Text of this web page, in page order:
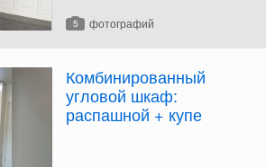
- МДФ-пленка.
5 фотографий
Комбинированный
угловой шкаф:
распашной + купе